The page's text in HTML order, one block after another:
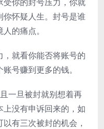
怀疑人生。封号是谁
的痛点。
就看你能否将账号的
号赚到更多的钱。
一旦被封就别想着再
没有申诉回来的，如
有三次被封的机会，